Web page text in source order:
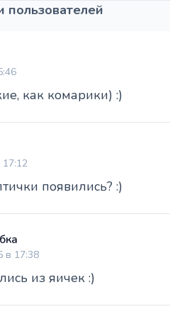
пользователей
как комарики) :)
17:12
появились? :)
в 17:38
из яичек :)